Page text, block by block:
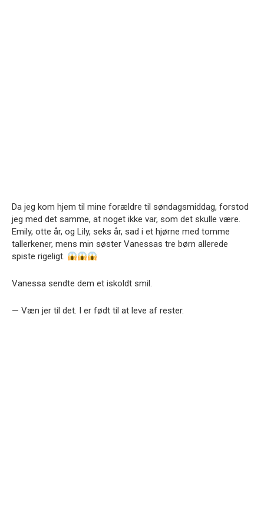
Da jeg kom hjem til mine forældre til søndagsmiddag, forstod
jeg med det samme, at noget ikke var, som det skulle være.
Emily, otte år, og Lily, seks år, sad i et hjørne med tomme
tallerkener, mens min søster Vanessas tre børn allerede
spiste rigeligt.
Vanessa sendte dem et iskoldt smil.
— Væn jer til det. I er født til at leve af rester.